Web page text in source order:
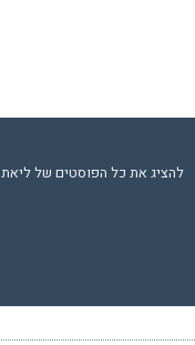
להציג את כל הפוסטים של ליאת